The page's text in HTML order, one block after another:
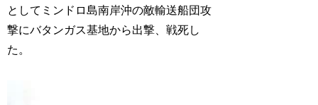
としてミンドロ島南岸沖の敵輸送船団攻
撃にバタンガス基地から出撃、戦死し
た。